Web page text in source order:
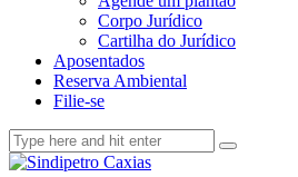
Corpo Jurídico
Cartilha do Jurídico
Aposentados
Reserva Ambiental
Filie-se